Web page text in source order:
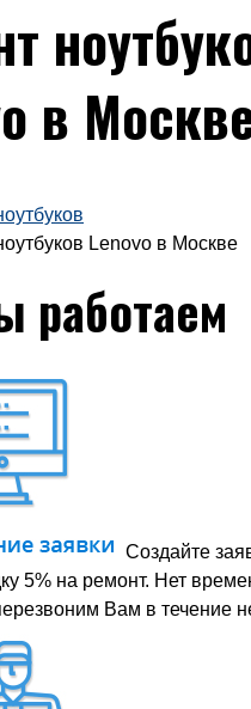
в
Lenovo в Москве
работаем
Создайте
5% на ремонт. Нет
Вам в течение